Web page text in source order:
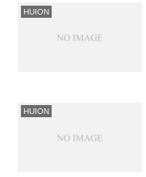
HUION
HUION